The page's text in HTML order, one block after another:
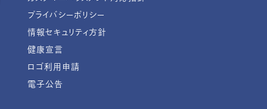
プライバシーポリシー
情報セキュリティ方針
健康宣言
ロゴ利用申請
電子公告